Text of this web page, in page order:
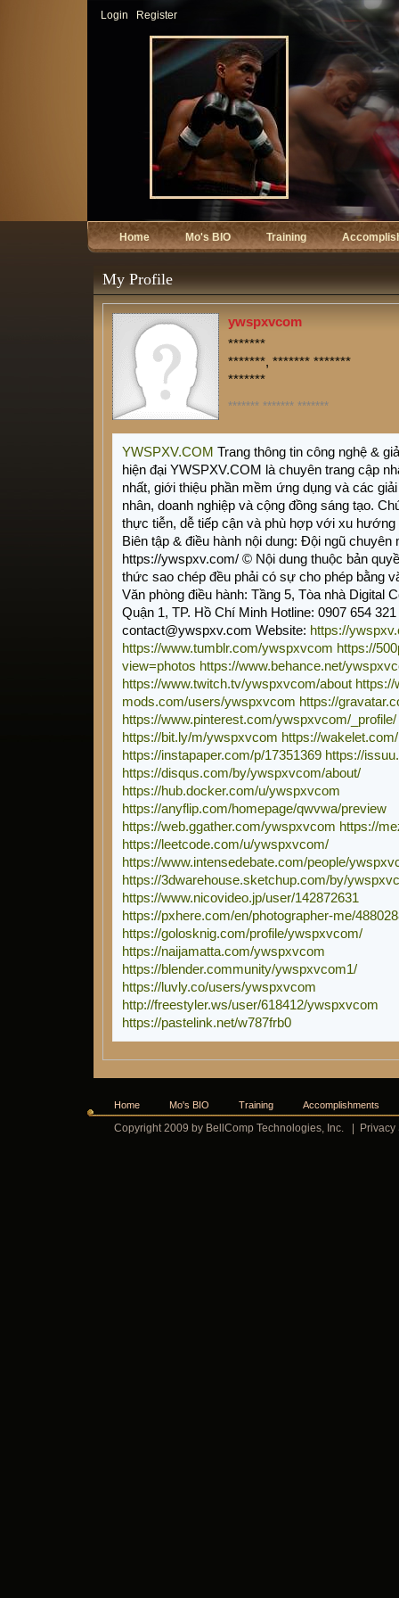
Login Register
Home Mo's BIO Training
My Profile
ywspxvcom
*******
*******, ******* *******
*******
******* ******* *******
YWSPXV.COM Trang thông tin công nghệ &
hiện đại YWSPXV.COM là chuyên trang cập
nhất, giới thiệu phần mềm ứng dụng và các
nhân, doanh nghiệp và cộng đồng sáng tạo.
thực tiễn, dễ tiếp cận và phù hợp với xu hướng
Biên tập & điều hành nội dung: Đội ngũ chuyên
https://ywspxv.com/ © Nội dung thuộc bản
thức sao chép đều phải có sự cho phép bằng
Văn phòng điều hành: Tầng 5, Tòa nhà Digital
Quận 1, TP. Hồ Chí Minh Hotline: 0907 654
contact@ywspxv.com Website: https://
https://www.tumblr.com/ywspxvcom https://
view=photos https://www.behance.net/
https://www.twitch.tv/ywspxvcom/about https://
mods.com/users/ywspxvcom https://
https://www.pinterest.com/ywspxvcom/_profile/
https://bit.ly/m/ywspxvcom https://
https://instapaper.com/p/17351369 https://
https://disqus.com/by/ywspxvcom/about/
https://hub.docker.com/u/ywspxvcom
https://anyflip.com/homepage/qwvwa/preview
https://web.ggather.com/ywspxvcom https://
https://leetcode.com/u/ywspxvcom/
https://www.intensedebate.com/people/
https://3dwarehouse.sketchup.com/by/
https://www.nicovideo.jp/user/142872631
https://pxhere.com/en/photographer-me/
https://golosknig.com/profile/ywspxvcom/
https://naijamatta.com/ywspxvcom
https://blender.community/ywspxvcom1/
https://luvly.co/users/ywspxvcom
http://freestyler.ws/user/618412/ywspxvcom
https://pastelink.net/w787frb0
Home Mo's BIO Training Accomplishments
Copyright 2009 by BellComp Technologies, Inc. Privacy